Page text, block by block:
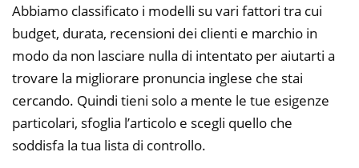
Abbiamo classificato i modelli su vari fattori tra cui
budget, durata, recensioni dei clienti e marchio in
modo da non lasciare nulla di intentato per aiutarti a
trovare la migliorare pronuncia inglese che stai
cercando. Quindi tieni solo a mente le tue esigenze
particolari, sfoglia l’articolo e scegli quello che
soddisfa la tua lista di controllo.